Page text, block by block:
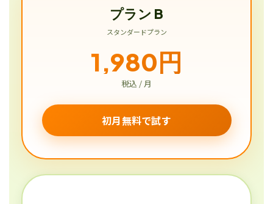
プラン B
スタンダードプラン
1,980円
税込 / 月
初月無料で試す